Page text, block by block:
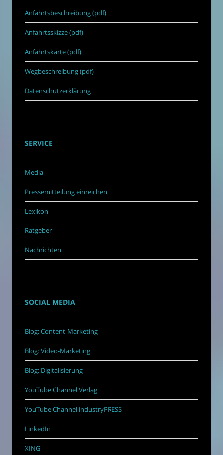
Anfahrtsbeschreibung (pdf)
Anfahrtsskizze (pdf)
Anfahrtskarte (pdf)
Wegbeschreibung (pdf)
Datenschutzerklärung
SERVICE
Media
Pressemitteilung einreichen
Lexikon
Ratgeber
Nachrichten
SOCIAL MEDIA
Blog: Content-Marketing
Blog: Video-Marketing
Blog: Digitalisierung
YouTube Channel Verlag
YouTube Channel industryPRESS
LinkedIn
XING